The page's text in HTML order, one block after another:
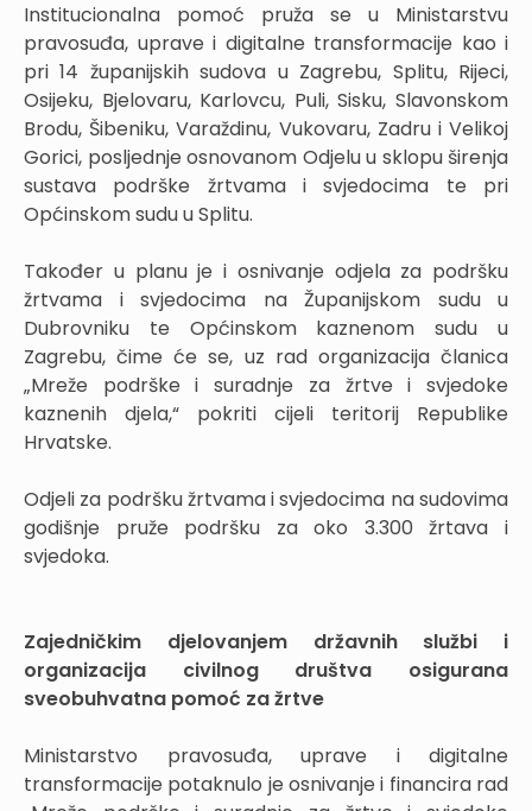
Institucionalna pomoć pruža se u Ministarstvu
pravosuđa, uprave i digitalne transformacije kao i
pri 14 županijskih sudova u Zagrebu, Splitu, Rijeci,
Osijeku, Bjelovaru, Karlovcu, Puli, Sisku, Slavonskom
Brodu, Šibeniku, Varaždinu, Vukovaru, Zadru i Velikoj
Gorici, posljednje osnovanom Odjelu u sklopu širenja
sustava podrške žrtvama i svjedocima te pri
Općinskom sudu u Splitu.
Također u planu je i osnivanje odjela za podršku
žrtvama i svjedocima na Županijskom sudu u
Dubrovniku te Općinskom kaznenom sudu u
Zagrebu, čime će se, uz rad organizacija članica
„Mreže podrške i suradnje za žrtve i svjedoke
kaznenih djela,“ pokriti cijeli teritorij Republike
Hrvatske.
Odjeli za podršku žrtvama i svjedocima na sudovima
godišnje pruže podršku za oko 3.300 žrtava i
svjedoka.
Zajedničkim djelovanjem državnih službi i
organizacija civilnog društva osigurana
sveobuhvatna pomoć za žrtve
Ministarstvo pravosuđa, uprave i digitalne
transformacije potaknulo je osnivanje i financira rad